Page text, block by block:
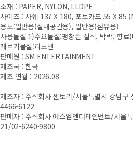
소재 : PAPER, NYLON, LLDPE
사이즈 : 사쉐 137 X 180, 포토카드 55 X 85
용도:일반용(실내공간용), 일반용(섬유용)
사용물질 1)주요물질:팽창된 질석, 박락, 향
레르기물질:리모넨
판매원 : SM ENTERTAINMENT
제조국 : 한국
제조 연월 : 2026.08
제조자 : 주식회사 센토리/서울특별시 강남
4466-6122
판매자 : 주식회사 에스엠엔터테인먼트/서울
21/02-6240-9800